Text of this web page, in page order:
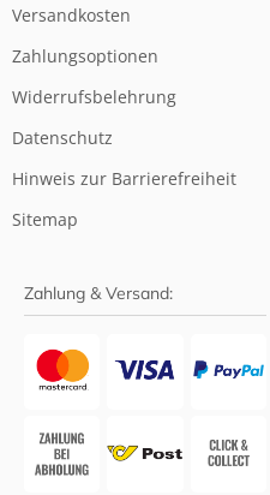
Versandkosten
Zahlungsoptionen
Widerrufsbelehrung
Datenschutz
Hinweis zur Barrierefreiheit
Sitemap
Zahlung & Versand: